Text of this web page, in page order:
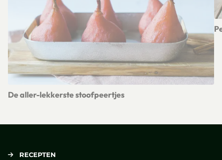
De aller-lekkerste stoofpeertjes
RECEPTEN